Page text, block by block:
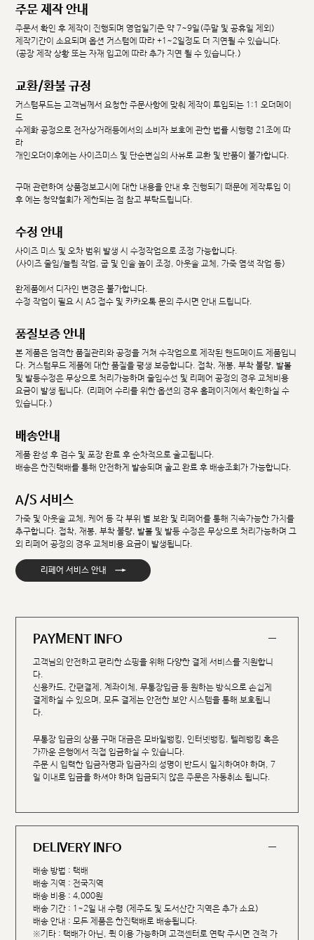
주문 제작 안내
주문서 확인 후 제작이 진행되며 영업일기준 약 7~9일(주말 및 공휴일 제외)
제작기간이 소요되며 옵션 커스텀에 따라 +1~2일정도 더 지연될 수 있습니다.
(공장 제작 상황 또는 자재 입고에 따라 추가 지연 될 수 있습니다.)
교환/환불 규정
커스텀무드는 고객님께서 요청한 주문사항에 맞춰 제작이 투입되는 1:1 오더메이
드
수제화 공정으로 전자상거래등에서의 소비자 보호에 관한 법률 시행령 21조에 따
라
개인오더이후에는 사이즈미스 및 단순변심의 사유로 교환 및 반품이 불가합니다.
구매 관련하여 상품정보고시에 대한 내용을 안내 후 진행되기 때문에 제작투입 이
후 에는 청약철회가 제한되는 점 참고 부탁드립니다.
수정 안내
사이즈 미스 및 오차 범위 발생 시 수정작업으로 조정 가능합니다.
(사이즈 줄임/늘림 작업, 굽 및 인솔 높이 조정, 아웃솔 교체, 가죽 염색 작업 등)
완제품에서 디자인 변경은 불가합니다.
수정 작업이 필요 시 AS 접수 및 카카오톡 문의 주시면 안내 드립니다.
품질보증 안내
본 제품은 엄격한 품질관리와 공정을 거쳐 수작업으로 제작된 핸드메이드 제품입니
다. 커스텀무드 제품에 대한 품질을 평생 보증합니다. 접착, 재봉, 부착 불량, 발볼
및 발등수정은 무상으로 처리가능하며 줄임수선 및 리페어 공정의 경우 교체비용
요금이 발생 됩니다. (리페어 수리를 위한 옵션의 경우 홈페이지에서 확인하실 수
있습니다.)
배송안내
제품 완성 후 검수 및 포장 완료 후 순차적으로 출고됩니다.
배송은 한진택배를 통해 안전하게 발송되며 출고 완료 후 배송조회가 가능합니다.
A/S 서비스
가죽 및 아웃솔 교체, 케어 등 각 부위 별 보완 및 리페어를 통해 지속가능한 가치를
추구합니다. 접착, 재봉, 부착 불량, 발볼 및 발등 수정은 무상으로 처리가능하며 그
외 리페어 공정의 경우 교체비용 요금이 발생됩니다.
리페어 서비스 안내 →
PAYMENT INFO
고객님의 안전하고 편리한 쇼핑을 위해 다양한 결제 서비스를 지원합니
다.
신용카드, 간편결제, 계좌이체, 무통장입금 등 원하는 방식으로 손쉽게
결제하실 수 있으며, 모든 결제는 안전한 보안 시스템을 통해 보호됩니
다.
무통장 입금의 상품 구매 대금은 모바일뱅킹, 인터넷뱅킹, 텔레뱅킹 혹은
가까운 은행에서 직접 입금하실 수 있습니다.
주문 시 입력한 입금자명과 입금자의 성명이 반드시 일치하여야 하며, 7
일 이내로 입금을 하셔야 하며 입금되지 않은 주문은 자동취소 됩니다.
DELIVERY INFO
배송 방법 : 택배
배송 지역 : 전국지역
배송 비용 : 4,000원
배송 기간 : 1~2일 내 수령 (제주도 및 도서산간 지역은 추가 소요)
배송 안내 : 모든 제품은 한진택배로 배송됩니다.
※기타 : 택배가 아닌, 퀵 이용 가능하며 고객센터로 연락 주시면 견적 가